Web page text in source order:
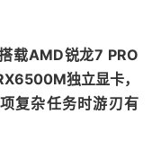
载AMD锐龙7 PRO
独立显卡，
复杂任务时游刃有